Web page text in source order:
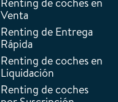
Venta
Renting de Entrega
Rápida
Renting de coches en
Liquidación
Renting de coches